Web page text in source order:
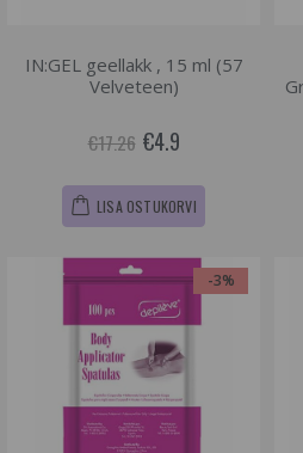
IN:GEL geellakk , 15 ml (57
Velveteen)
€17.26 €4.9
LISA OSTUKORVI
-3%